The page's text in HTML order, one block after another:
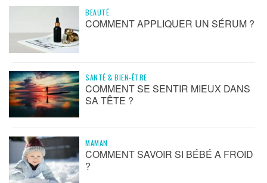
BEAUTÉ
COMMENT APPLIQUER UN SÉRUM ?
SANTÉ & BIEN-ÊTRE
COMMENT SE SENTIR MIEUX DANS
SA TÊTE ?
MAMAN
COMMENT SAVOIR SI BÉBÉ A FROID
?